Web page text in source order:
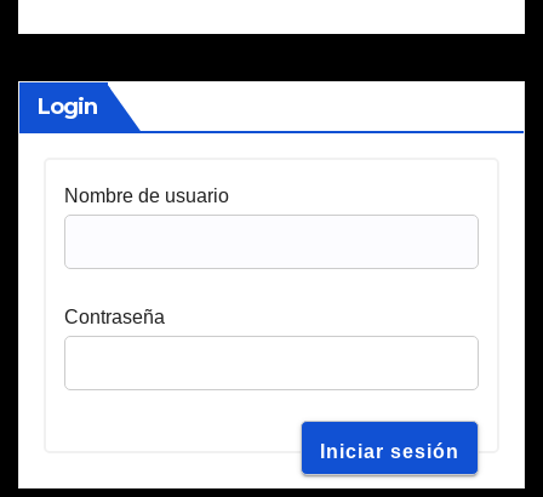
Login
Nombre de usuario
Contraseña